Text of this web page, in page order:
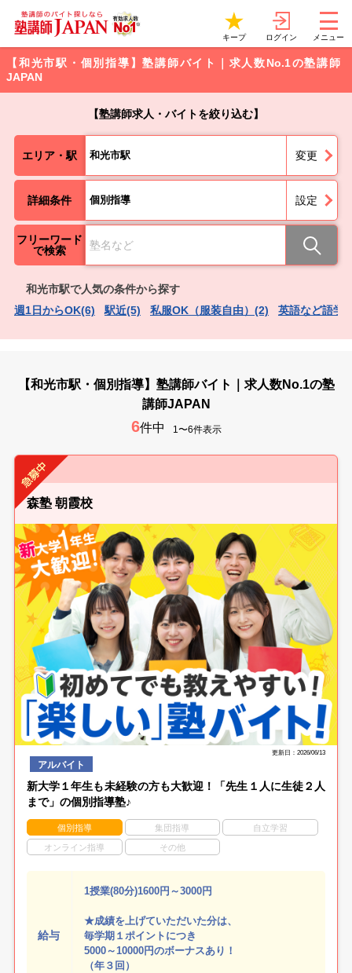
キープ ログイン メニュー
【和光市駅・個別指導】塾講師バイト｜求人数No.1の塾講師
JAPAN
【塾講師求人・バイトを絞り込む】
エリア・駅 和光市駅 変更
詳細条件 個別指導 設定
フリーワード
で検索
和光市駅で人気の条件から探す
週1日からOK(6)
駅近(5) 私服OK（服装自由）(2) 英語など語学
【和光市駅・個別指導】塾講師バイト｜求人数No.1の塾
講師JAPAN
6件中 1〜6件表示
森塾 朝霞校
更新日：2026/06/13
アルバイト
新大学１年生も未経験の方も大歓迎！「先生１人に生徒２人
まで」の個別指導塾♪
個別指導 集団指導 自立学習
オンライン指導 その他
給与
1授業(80分)1600円～3000円
★成績を上げていただいた分は、
毎学期１ポイントにつき
5000～10000円のボーナスあり！
（年３回）